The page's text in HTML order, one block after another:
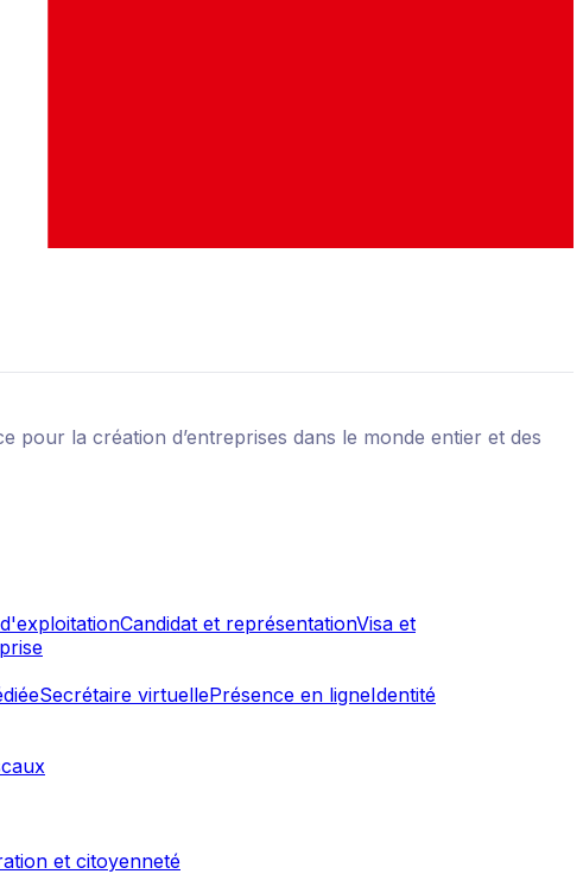
la création d’entreprises dans le monde entier et des
Candidat et représentationVisa et
Secrétaire virtuellePrésence en ligneIdentité
et citoyenneté